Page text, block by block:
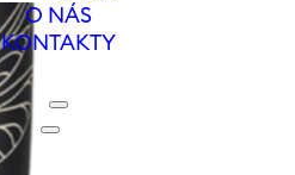
O NÁS
KONTAKTY